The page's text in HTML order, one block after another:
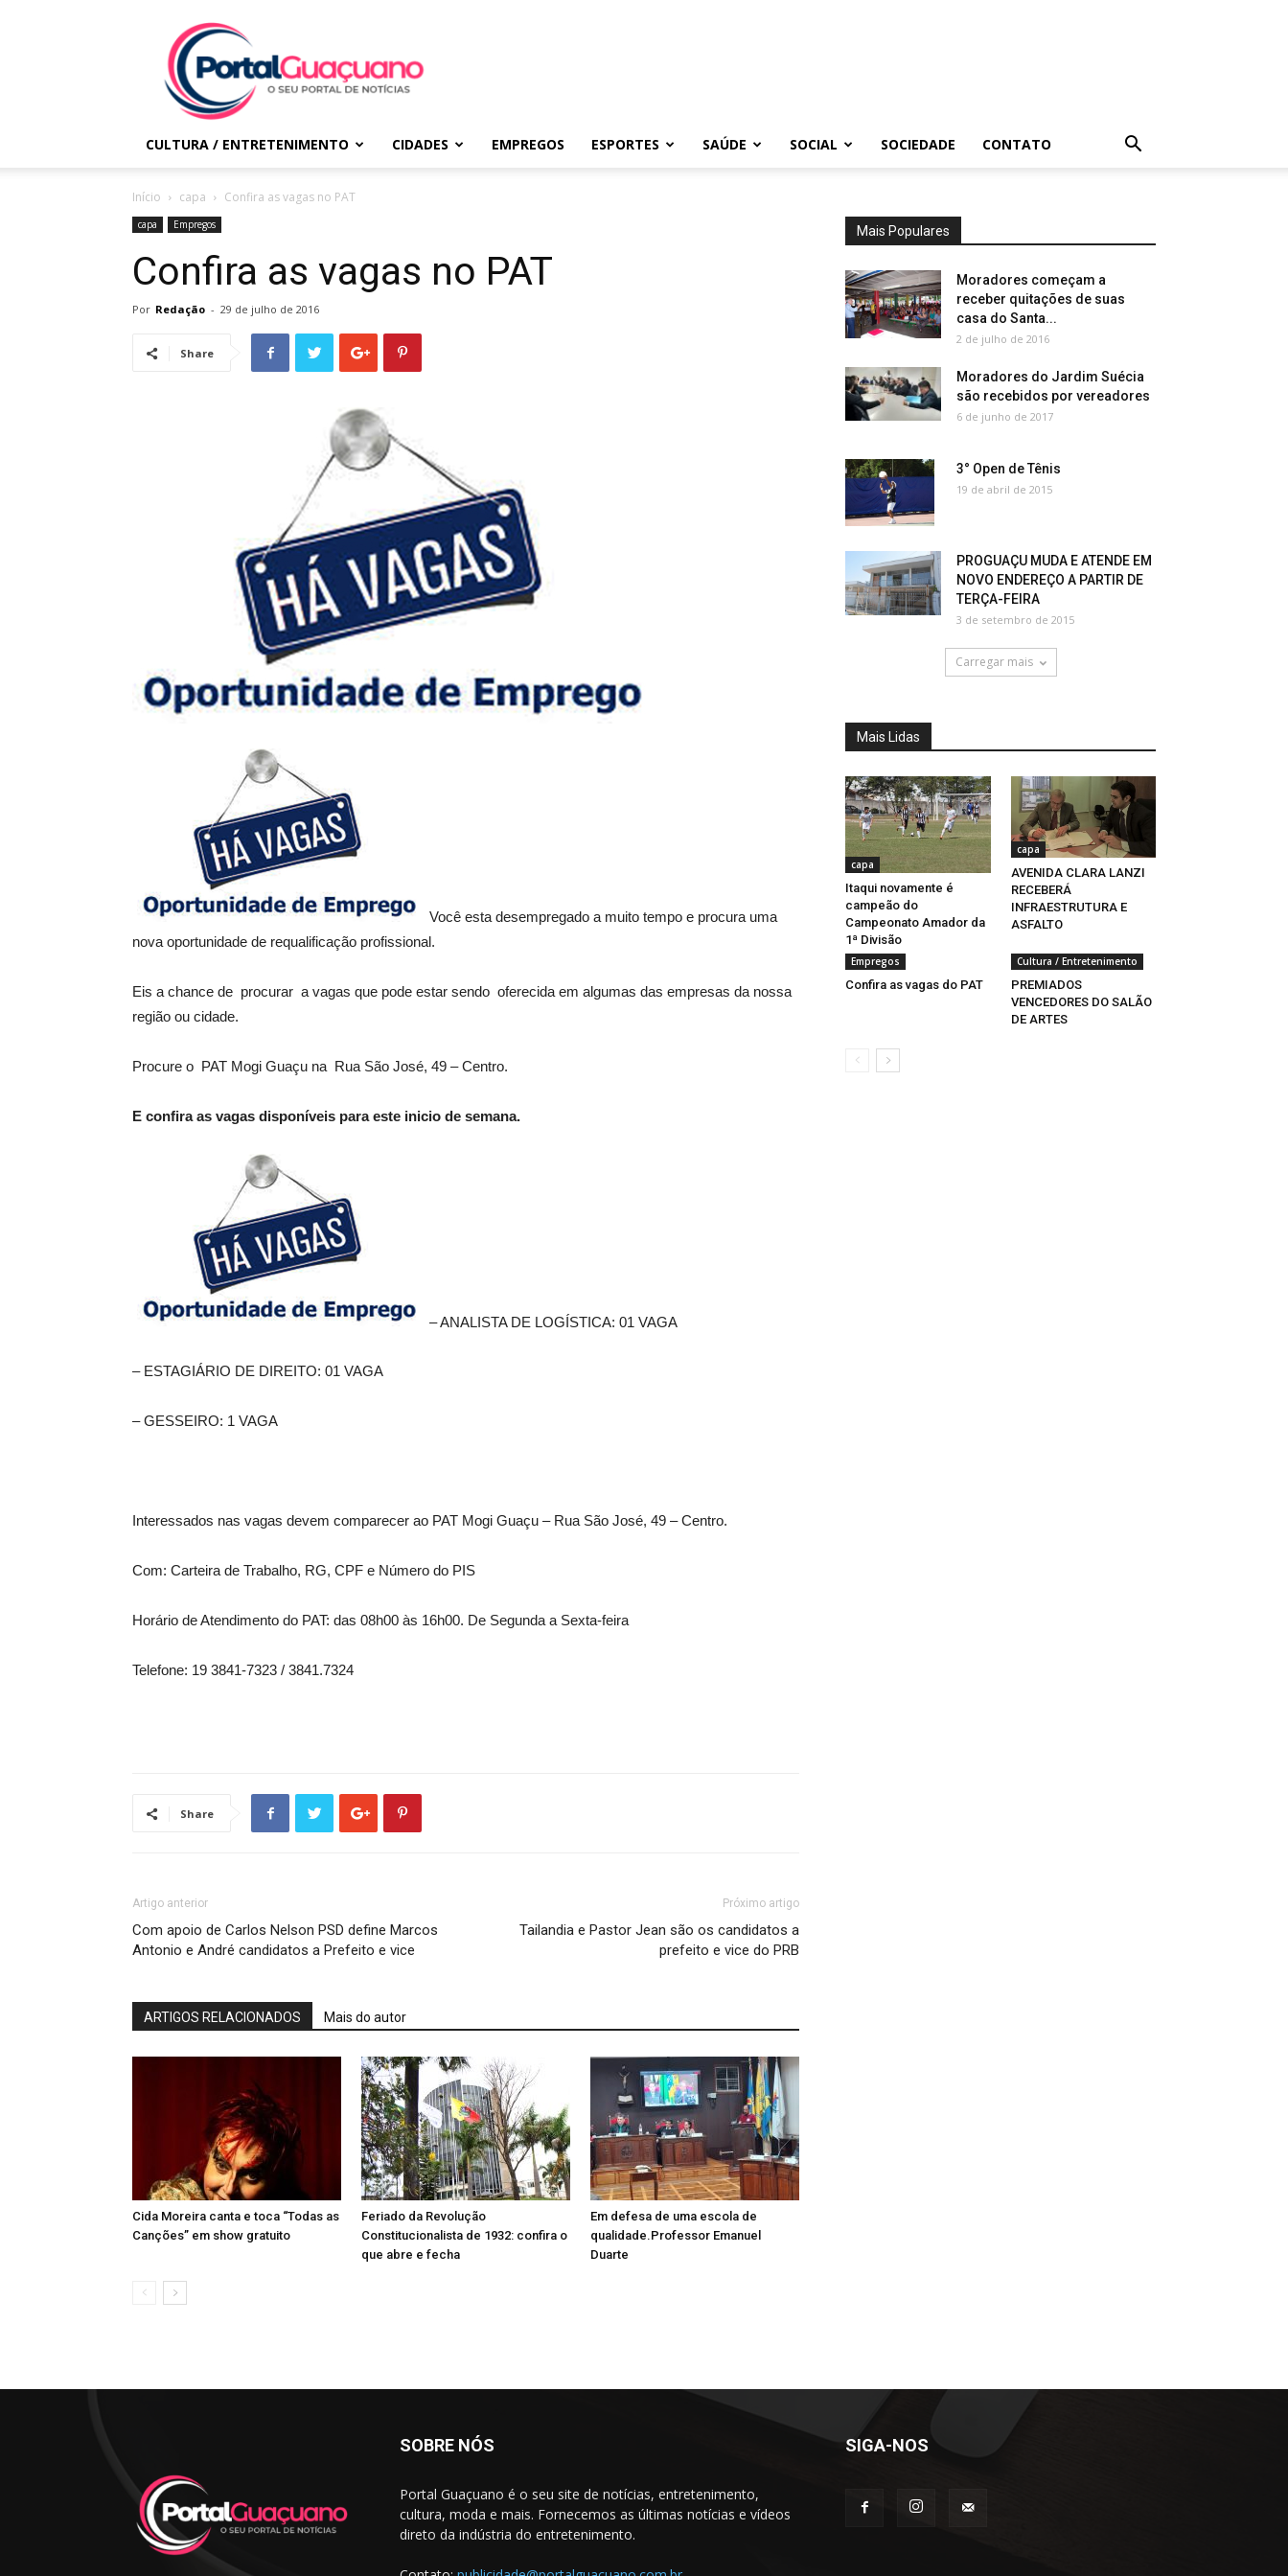
Portal
Guaçuano
CULTURA / ENTRETENIMENTO CIDADES EMPREGOS ESPORTES SAÚDE SOCIAL SOCIEDADE CONTATO
Início capa Confira as vagas no PAT
capa Empregos
Confira as vagas no PAT
Por Redação - 29 de julho de 2016
Share
Você esta desempregado a muito tempo e procura uma
nova oportunidade de requalificação profissional.
Eis a chance de procurar a vagas que pode estar sendo oferecida em algumas das empresas da nossa
região ou cidade.
Procure o PAT Mogi Guaçu na Rua São José, 49 – Centro.
E confira as vagas disponíveis para este inicio de semana.
– ANALISTA DE LOGÍSTICA: 01 VAGA
– ESTAGIÁRIO DE DIREITO: 01 VAGA
– GESSEIRO: 1 VAGA
Interessados nas vagas devem comparecer ao PAT Mogi Guaçu – Rua São José, 49 – Centro.
Com: Carteira de Trabalho, RG, CPF e Número do PIS
Horário de Atendimento do PAT: das 08h00 às 16h00. De Segunda a Sexta-feira
Telefone: 19 3841-7323 / 3841.7324
Share
Artigo anterior
Com apoio de Carlos Nelson PSD define Marcos
Antonio e André candidatos a Prefeito e vice
Próximo artigo
Tailandia e Pastor Jean são os candidatos a
prefeito e vice do PRB
ARTIGOS RELACIONADOS Mais do autor
Cida Moreira canta e toca “Todas as
Canções” em show gratuito
Feriado da Revolução
Constitucionalista de 1932: confira o
que abre e fecha
Em defesa de uma escola de
qualidade.Professor Emanuel
Duarte
Mais Populares
Moradores começam a
receber quitações de suas
casa do Santa...
2 de julho de 2016
Moradores do Jardim Suécia
são recebidos por vereadores
6 de junho de 2017
3° Open de Tênis
19 de abril de 2015
PROGUAÇU MUDA E ATENDE EM
NOVO ENDEREÇO A PARTIR DE
TERÇA-FEIRA
3 de setembro de 2015
Carregar mais
Mais Lidas
capa
Itaqui novamente é
campeão do
Campeonato Amador da
1ª Divisão
capa
AVENIDA CLARA LANZI
RECEBERÁ
INFRAESTRUTURA E
ASFALTO
Empregos
Confira as vagas do PAT
Cultura / Entretenimento
PREMIADOS
VENCEDORES DO SALÃO
DE ARTES
SOBRE NÓS
Portal Guaçuano é o seu site de notícias, entretenimento,
cultura, moda e mais. Fornecemos as últimas notícias e vídeos
direto da indústria do entretenimento.
SIGA-NOS